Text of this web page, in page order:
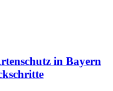
in Bayern